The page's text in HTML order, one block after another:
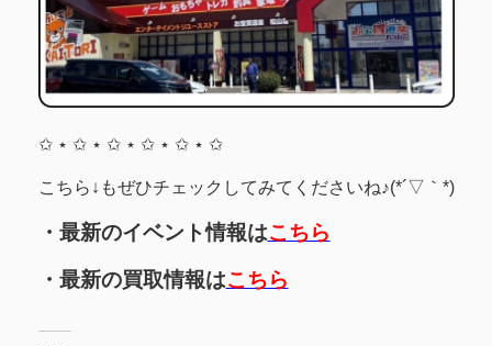
✩ ⋆ ✩ ⋆ ✩ ⋆ ✩ ⋆ ✩ ⋆ ✩
こちら↓もぜひチェックしてみてくださいね♪(*´▽｀*)
・最新のイベント情報はこちら
・最新の買取情報はこちら